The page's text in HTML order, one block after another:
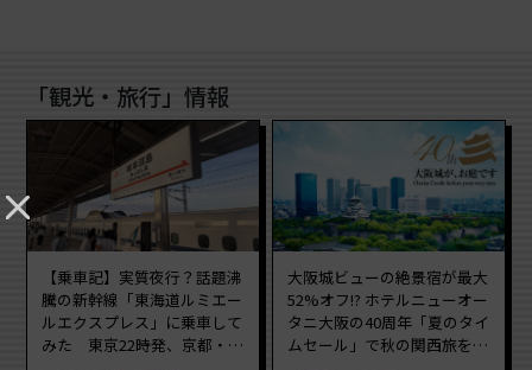
「観光・旅行」情報
【乗車記】実質夜行？話題沸
騰の新幹線「東海道ルミエー
ルエクスプレス」に乗車して
みた 東京22時発、京都・新
大阪城ビューの絶景宿が最大
52%オフ!? ホテルニューオー
タニ大阪の40周年「夏のタイ
ムセール」で秋の関西旅を豪